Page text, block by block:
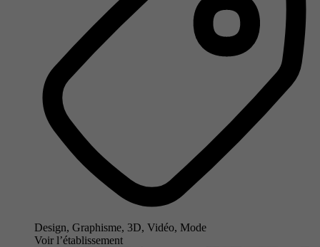
Design, Graphisme, 3D, Vidéo, Mode
Voir l’établissement